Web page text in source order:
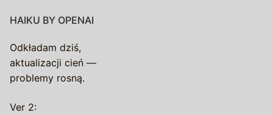
HAIKU BY OPENAI
Odkładam dziś,
aktualizacji cień —
problemy rosną.
Ver 2: